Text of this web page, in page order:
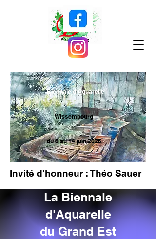
Biennale d'Aquarelle
Wissembourg
du 6 au 14 juin 2026
Invité d'honneur : Théo Sauer
La Biennale
d'Aquarelle
du Grand Est